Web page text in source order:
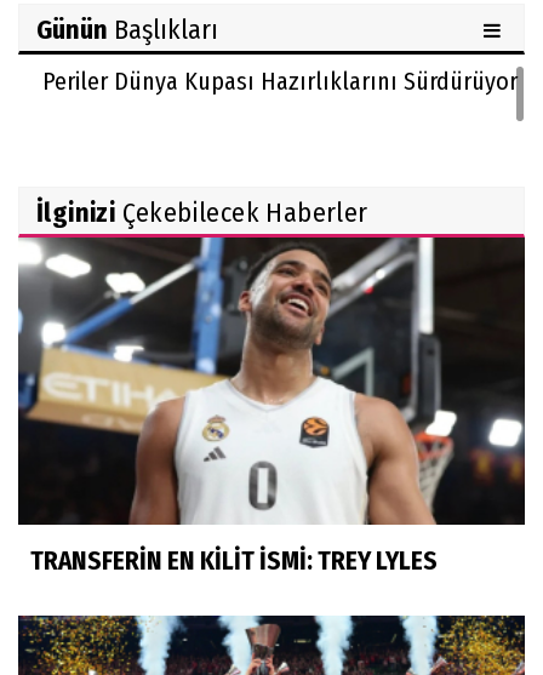
Günün Başlıkları
Periler Dünya Kupası Hazırlıklarını Sürdürüyor
İlginizi Çekebilecek Haberler
TRANSFERİN EN KİLİT İSMİ: TREY LYLES